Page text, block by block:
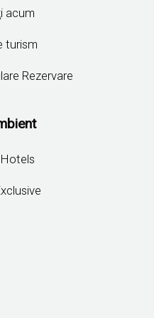
acum
turism
Rezervare